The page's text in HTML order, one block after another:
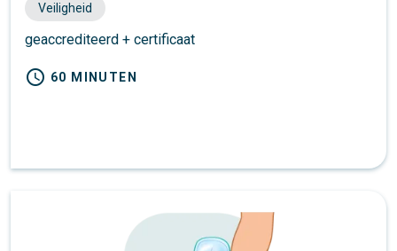
Veiligheid
geaccrediteerd + certificaat
schedule 60 MINUTEN